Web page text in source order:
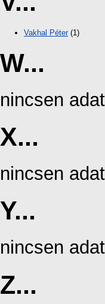
Vakhal Péter(1)
W...
nincsen
X...
nincsen
Y...
nincsen
Z...